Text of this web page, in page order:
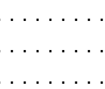
. . . . . . .
. . . . . . .
. . . . . . .